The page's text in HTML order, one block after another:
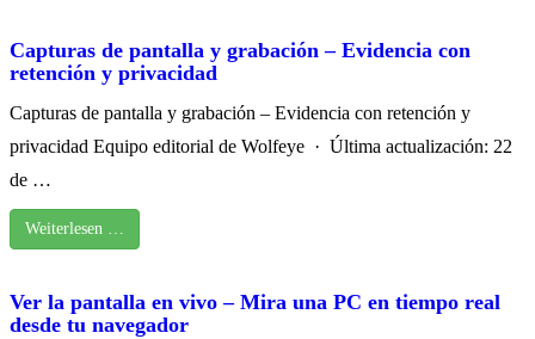
Capturas de pantalla y grabación – Evidencia con
retención y privacidad
Capturas de pantalla y grabación – Evidencia con retención y
privacidad Equipo editorial de Wolfeye · Última actualización: 22
de …
Weiterlesen …
Ver la pantalla en vivo – Mira una PC en tiempo real
desde tu navegador